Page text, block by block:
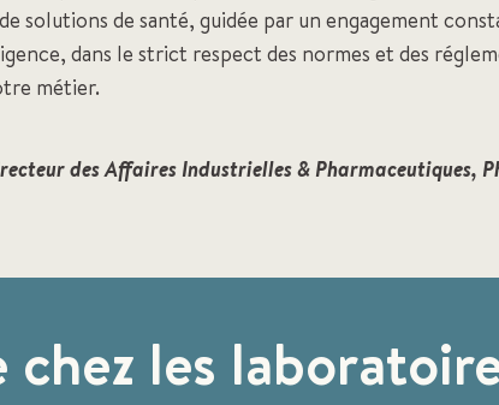
solutions de santé, guidée par un engagement
dans le strict respect des normes et des
métier.
des Affaires Industrielles & Pharmaceutiques,
chez les